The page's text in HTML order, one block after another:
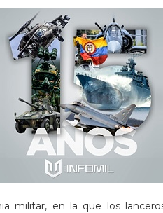
militar, en la que los